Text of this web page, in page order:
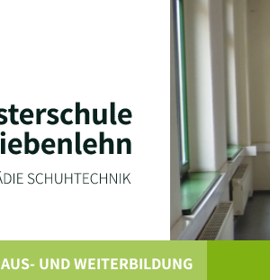
AUS- UND WEITERBILDUNG